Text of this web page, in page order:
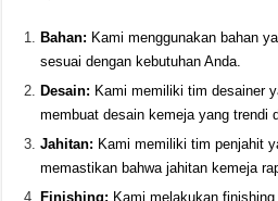
Bahan: Kami menggunakan bahan
sesuai dengan kebutuhan Anda.
Desain: Kami memiliki tim desainer
membuat desain kemeja yang trendi
Jahitan: Kami memiliki tim penjahit
memastikan bahwa jahitan kemeja
Finishing: Kami melakukan